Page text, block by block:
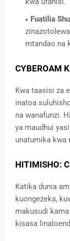
Fuatilia
mtandao na
CYBEROAM
Kwa taasisi za
inatoa
na wanafunzi.
ya maudhui
unatumika kwa
HITIMISHO:
Katika dunia
kuongezeka,
makusudi
kisasa